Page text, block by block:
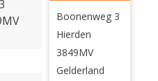
Boonenweg 3
Hierden
3849MV
Gelderland